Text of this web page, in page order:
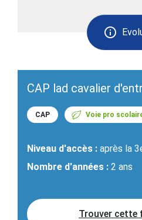
CAP lad cavalier
CAP Voie pro
Niveau d'accès : après la
Nombre d'années : 2 ans
Trouver cette